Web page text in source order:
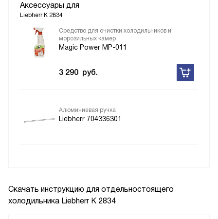
Скачать инструкцию для отдельностоящего
холодильника Liebherr K 2834
Аксессуары для
Liebherr K 2834
Средство для очистки холодильников и
морозильных камер
Magic Power MP-011
3 290 руб.
Алюминиевая ручка
Liebherr 704336301